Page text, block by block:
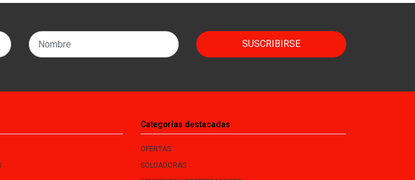
SUSCRIBIRSE
Categorías destacadas
OFERTAS
SOLDADORAS